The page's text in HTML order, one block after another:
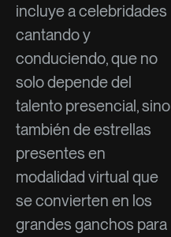
incluye a celebridades
cantando y
conduciendo, que no
solo depende del
talento presencial, sino
también de estrellas
presentes en
modalidad virtual que
se convierten en los
grandes ganchos para